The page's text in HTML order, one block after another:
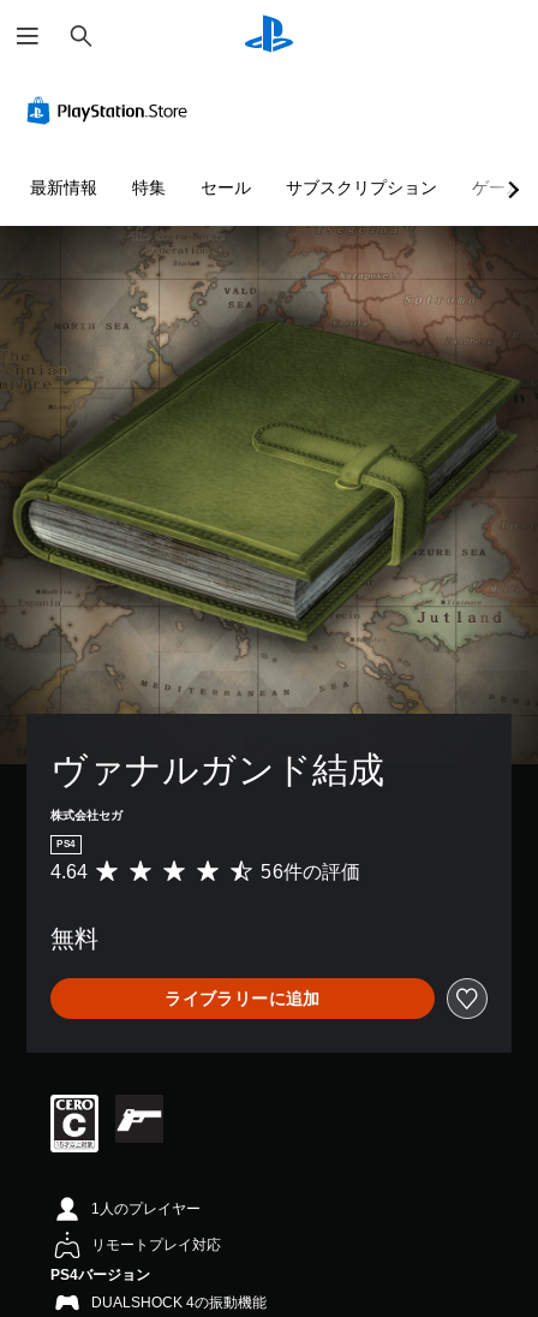
索
最新情報 特集 セール サブスクリプション ゲーム
ヴァナルガンド結成
株式会社セガ
PS4
評
は
6
、
平
は
段
中
の
4
.
6
4
4.64 56件の評価
無料
ライブラリーに追加
1人のプレイヤー
リモートプレイ対応
PS4バージョン
DUALSHOCK 4の振動機能